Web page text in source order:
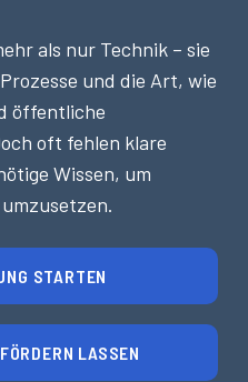
als nur Technik – sie
und die Art, wie
öffentliche
oft fehlen klare
Wissen, um
STARTEN
LASSEN